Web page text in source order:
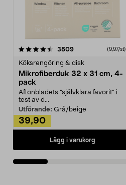
3809recensioner (9,97/st)
Köksrengöring & disk
Mikrofiberduk 32 x 31 cm, 4-
pack
Aftonbladets "självklara favorit” i
test av d...
Utförande: Grå/beige
39,90
Lägg i varukorg
4.0av 5 stjärnor